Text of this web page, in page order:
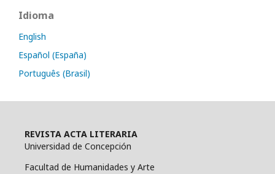
Idioma
English
Español (España)
Português (Brasil)
REVISTA ACTA LITERARIA
Universidad de Concepción
Facultad de Humanidades y Arte